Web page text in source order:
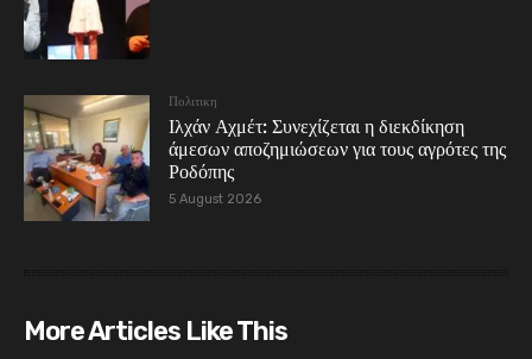
Πολιτικη
Ιλχάν Αχμέτ: Συνεχίζεται η διεκδίκηση
άμεσων αποζημιώσεων για τους αγρότες της
Ροδόπης
5 August 2026
More Articles Like This